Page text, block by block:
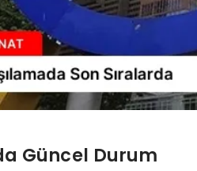
Güncel Durum